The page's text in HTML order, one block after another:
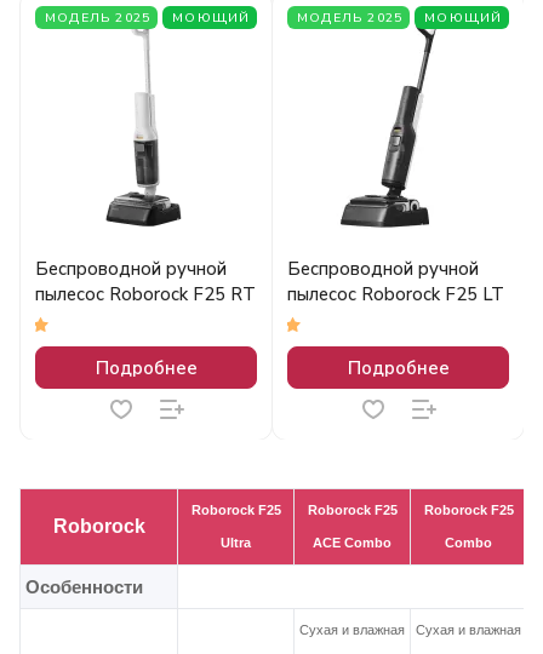
МОДЕЛЬ 2025 МОЮЩИЙ
Беспроводной ручной
пылесос Roborock F25 RT
Подробнее
МОДЕЛЬ 2025 МОЮЩИЙ
Беспроводной ручной
пылесос Roborock F25 LT
Подробнее
Roborock
Roborock F25
Ultra
Roborock F25
ACE Combo
Roborock F25
Combo
Особенности
Сухая и влажная Сухая и влажная